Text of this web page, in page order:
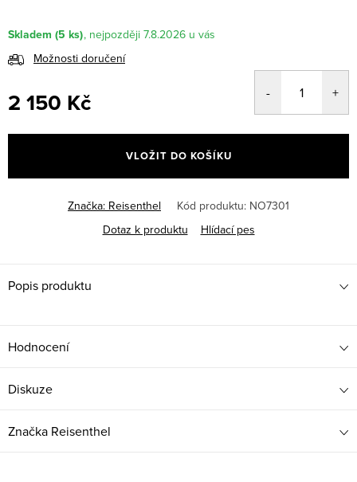
Skladem (5 ks)
7.8.2026
Možnosti doručení
2 150 Kč
cena:
VLOŽIT DO KOŠÍKU
Značka: Reisenthel Kód produktu: NO7301
Dotaz k produktu
Hlídací pes
Popis produktu
Hodnocení
Diskuze
Značka Reisenthel